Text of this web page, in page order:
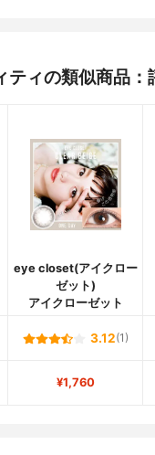
ィの類似商品：
eye closet(アイクロー
ゼット)
アイクローゼット
3.12(1)
¥1,760